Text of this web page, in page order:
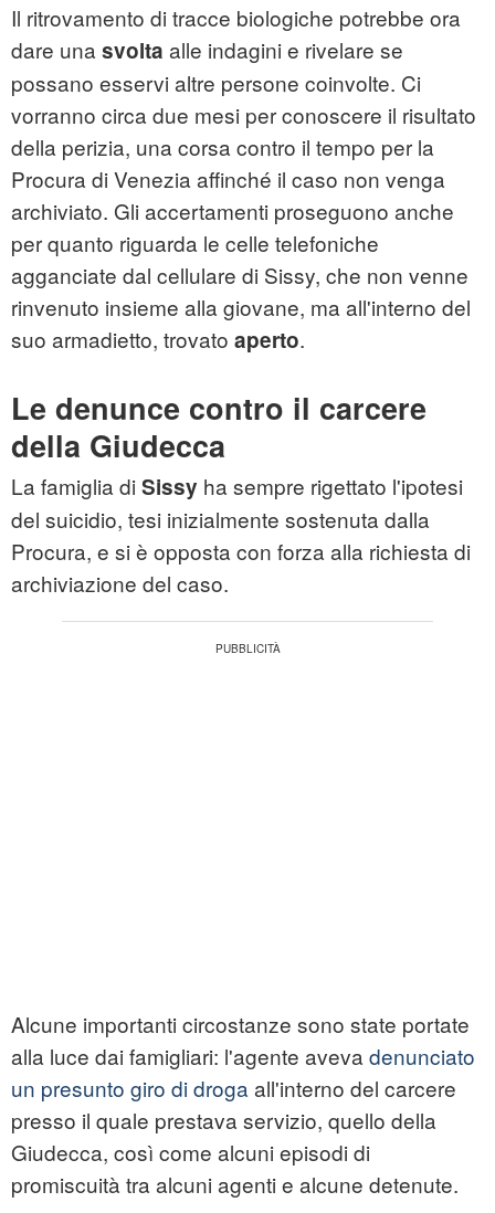
Il ritrovamento di tracce biologiche potrebbe ora
dare una svolta alle indagini e rivelare se
possano esservi altre persone coinvolte. Ci
vorranno circa due mesi per conoscere il risultato
della perizia, una corsa contro il tempo per la
Procura di Venezia affinché il caso non venga
archiviato. Gli accertamenti proseguono anche
per quanto riguarda le celle telefoniche
agganciate dal cellulare di Sissy, che non venne
rinvenuto insieme alla giovane, ma all'interno del
suo armadietto, trovato aperto.
Le denunce contro il carcere
della Giudecca
La famiglia di Sissy ha sempre rigettato l'ipotesi
del suicidio, tesi inizialmente sostenuta dalla
Procura, e si è opposta con forza alla richiesta di
archiviazione del caso.
Alcune importanti circostanze sono state portate
alla luce dai famigliari: l'agente aveva denunciato
un presunto giro di droga all'interno del carcere
presso il quale prestava servizio, quello della
Giudecca, così come alcuni episodi di
promiscuità tra alcuni agenti e alcune detenute.